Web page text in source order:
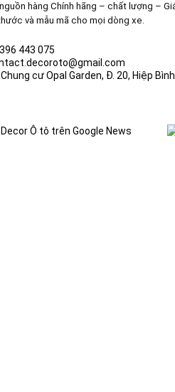
hàng Chính hãng – chất lượng –
và mẫu mã cho mọi dòng xe.
443 075
Chung cư Opal Garden, Đ. 20, Hiệp